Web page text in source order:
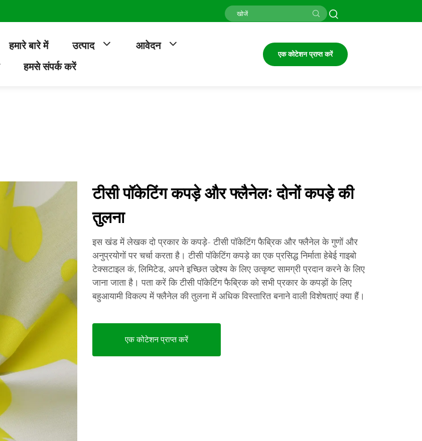
हमारे बारे में उत्पाद
आवेदन
हमसे संपर्क करें
एक कोटेशन प्राप्त करें
टीसी पॉकेटिंग कपड़े और फ्लैनेलः दोनों कपड़े की
तुलना
इस खंड में लेखक दो प्रकार के कपड़े- टीसी पॉकेटिंग फैब्रिक और फ्लैनेल के गुणों और
अनुप्रयोगों पर चर्चा करता है। टीसी पॉकेटिंग कपड़े का एक प्रसिद्ध निर्माता हेबेई गाइबो
टेक्सटाइल कं, लिमिटेड, अपने इच्छित उद्देश्य के लिए उत्कृष्ट सामग्री प्रदान करने के लिए
जाना जाता है। पता करें कि टीसी पॉकेटिंग फैब्रिक को सभी प्रकार के कपड़ों के लिए
बहुआयामी विकल्प में फ्लैनेल की तुलना में अधिक विस्तारित बनाने वाली विशेषताएं क्या हैं।
एक कोटेशन प्राप्त करें